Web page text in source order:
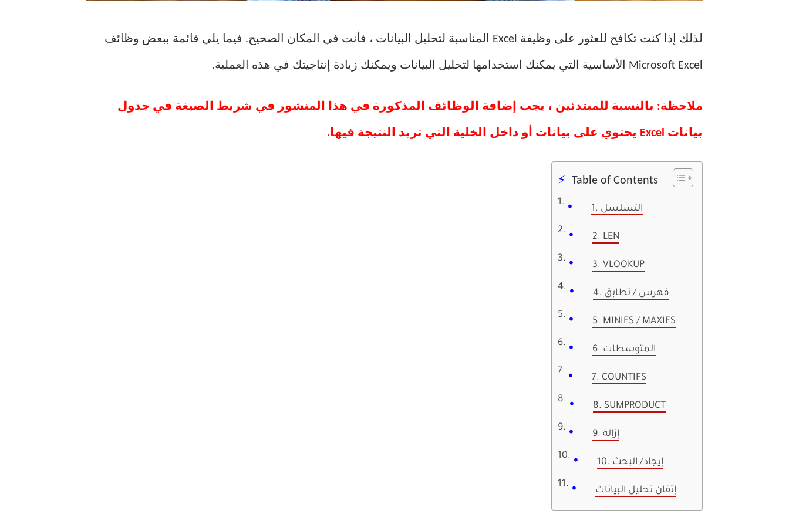
لذلك إذا كنت تكافح للعثور على وظيفة Excel المناسبة لتحليل البيانات ، فأنت في المكان الصحيح. فيما يلي قائمة ببعض وظائف
Microsoft Excel الأساسية التي يمكنك استخدامها لتحليل البيانات ويمكنك زيادة إنتاجيتك في هذه العملية.
ملاحظة: بالنسبة للمبتدئين ، يجب إضافة الوظائف المذكورة في هذا المنشور في شريط الصيغة في جدول
بيانات Excel يحتوي على بيانات أو داخل الخلية التي تريد النتيجة فيها.
Table of Contents
1. التسلسل
2. LEN
3. VLOOKUP
4. فهرس / تطابق
5. MINIFS / MAXIFS
6. المتوسطات
7. COUNTIFS
8. SUMPRODUCT
9. إزالة
10. إيجاد/ البحث
إتقان تحليل البيانات